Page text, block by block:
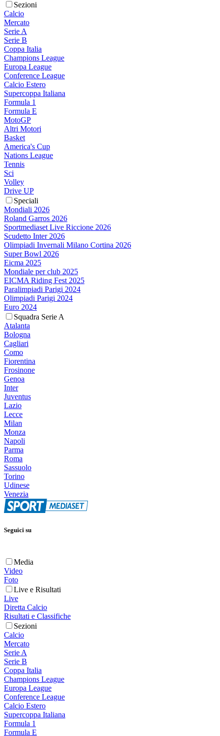
Sezioni
Calcio
Mercato
Serie A
Serie B
Coppa Italia
Champions League
Europa League
Conference League
Calcio Estero
Supercoppa Italiana
Formula 1
Formula E
MotoGP
Altri Motori
Basket
America's Cup
Nations League
Tennis
Sci
Volley
Drive UP
Speciali
Mondiali 2026
Roland Garros 2026
Sportmediaset Live Riccione 2026
Scudetto Inter 2026
Olimpiadi Invernali Milano Cortina 2026
Super Bowl 2026
Eicma 2025
Mondiale per club 2025
EICMA Riding Fest 2025
Paralimpiadi Parigi 2024
Olimpiadi Parigi 2024
Euro 2024
Squadra Serie A
Atalanta
Bologna
Cagliari
Como
Fiorentina
Frosinone
Genoa
Inter
Juventus
Lazio
Lecce
Milan
Monza
Napoli
Parma
Roma
Sassuolo
Torino
Udinese
Venezia
Seguici su
Media
Video
Foto
Live e Risultati
Live
Diretta Calcio
Risultati e Classifiche
Sezioni
Calcio
Mercato
Serie A
Serie B
Coppa Italia
Champions League
Europa League
Conference League
Calcio Estero
Supercoppa Italiana
Formula 1
Formula E